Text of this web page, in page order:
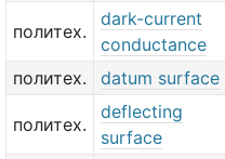
политех.
dark-current
conductance
политех.
datum surface
политех.
deflecting
surface